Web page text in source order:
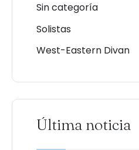
Sin categoría
Solistas
West-Eastern Divan
Última noticia